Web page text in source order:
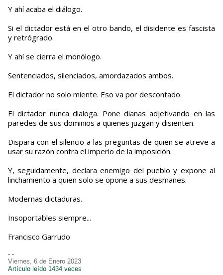
Y ahí acaba el diálogo.
Si el dictador está en el otro bando, el disidente es fascista
y retrógrado.
Y ahí se cierra el monólogo.
Sentenciados, silenciados, amordazados ambos.
El dictador no solo miente. Eso va por descontado.
El dictador nunca dialoga. Pone dianas adjetivando en las
paredes de sus dominios a quienes juzgan y disienten.
Dispara con el silencio a las preguntas de quien se atreve a
usar su razón contra el imperio de la imposición.
Y, seguidamente, declara enemigo del pueblo y expone al
linchamiento a quien solo se opone a sus desmanes.
Modernas dictaduras.
Insoportables siempre...
Francisco Garrudo
- -
Viernes, 6 de Enero 2023
Artículo leído 1434 veces